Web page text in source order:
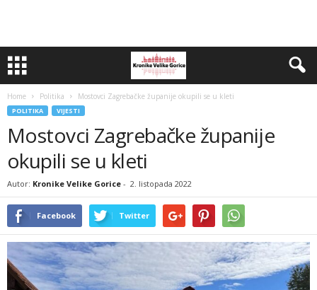
Home Politika Mostovci Zagrebačke županije okupili se u kleti
POLITIKA VIJESTI
Mostovci Zagrebačke županije
okupili se u kleti
Autor: Kronike Velike Gorice - 2. listopada 2022
Facebook Twitter